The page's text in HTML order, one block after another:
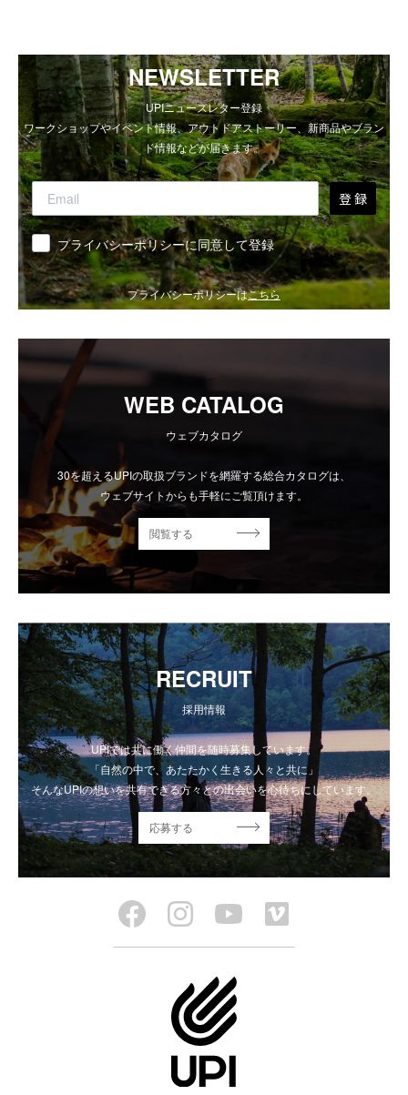
NEWSLETTER
UPIニュースレター登録
ワークショップやイベント情報、アウトドアストーリー、新商品やブラン
ド情報などが届きます。
登 録
同意 プライバシーポリシーに同意して登録
プライバシーポリシーはこちら
WEB CATALOG
ウェブカタログ
30を超えるUPIの取扱ブランドを網羅する総合カタログは、
ウェブサイトからも手軽にご覧頂けます。
閲覧する
RECRUIT
採用情報
UPIでは共に働く仲間を随時募集しています。
「自然の中で、あたたかく生きる人々と共に」
そんなUPIの想いを共有できる方々との出会いを心待ちにしています。
応募する